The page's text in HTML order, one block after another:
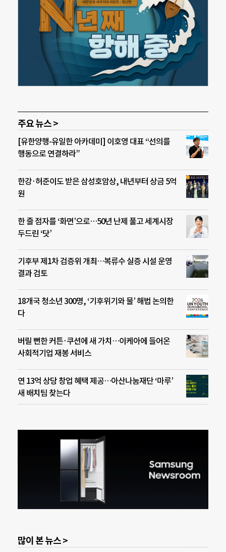
주요 뉴스 >
[유한양행-유일한 아카데미] 이호영 대표 “선의를
행동으로 연결하라”
한강·허준이도 받은 삼성호암상, 내년부터 상금 5억
원
한 줄 점자를 ‘화면’으로…50년 난제 풀고 세계시장
두드린 ‘닷’
기후부 제1차 검증위 개최…복류수 실증 시설 운영
결과 검토
18개국 청소년 300명, ‘기후위기와 물’ 해법 논의한
다
버릴 뻔한 커튼·쿠션에 새 가치…이케아에 들어온
사회적기업 재봉 서비스
연 13억 상당 창업 혜택 제공…아산나눔재단 ‘마루’
새 배치팀 찾는다
많이 본 뉴스 >